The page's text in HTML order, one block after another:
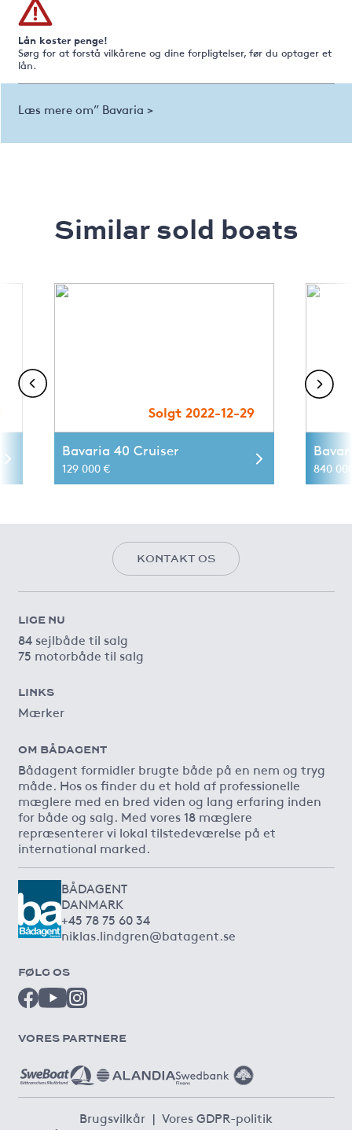
Lån koster penge!
Sørg for at forstå vilkårene og dine forpligtelser, før du optager et
lån.
Læs mere om” Bavaria >
Similar sold boats
Solgt 2022-12-29
Bavaria 40 Cruiser
129 000 € 840
KONTAKT OS
LIGE NU
84 sejlbåde til salg
75 motorbåde til salg
LINKS
Mærker
OM BÅDAGENT
Bådagent formidler brugte både på en nem og tryg
måde. Hos os finder du et hold af professionelle
mæglere med en bred viden og lang erfaring inden
for både og salg. Med vores 18 mæglere
repræsenterer vi lokal tilstedeværelse på et
international marked.
BÅDAGENT
DANMARK
+45 78 75 60 34
niklas.lindgren@batagent.se
FØLG OS
VORES PARTNERE
Brugsvilkår | Vores GDPR-politik